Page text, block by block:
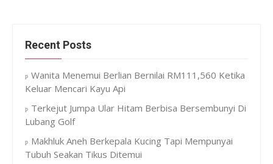
Recent Posts
Wanita Menemui Berlian Bernilai RM111,560 Ketika
Keluar Mencari Kayu Api
Terkejut Jumpa Ular Hitam Berbisa Bersembunyi Di
Lubang Golf
Makhluk Aneh Berkepala Kucing Tapi Mempunyai
Tubuh Seakan Tikus Ditemui